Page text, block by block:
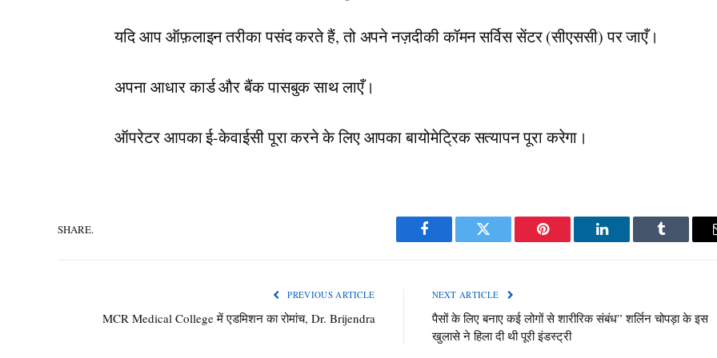
यदि आप ऑफ़लाइन तरीका पसंद करते हैं, तो अपने नज़दीकी कॉमन सर्विस सेंटर (सीएससी) पर जाएँ।
अपना आधार कार्ड और बैंक पासबुक साथ लाएँ।
ऑपरेटर आपका ई-केवाईसी पूरा करने के लिए आपका बायोमेट्रिक सत्यापन पूरा करेगा।
SHARE.
Facebook Twitter Pinterest LinkedIn Tumblr
PREVIOUS ARTICLE
MCR Medical College में एडमिशन का रोमांच, Dr. Brijendra
NEXT ARTICLE
पैसों के लिए बनाए कई लोगों से शारीरिक संबंध” शर्लिन चोपड़ा के इस
खुलासे ने हिला दी थी पूरी इंडस्ट्री